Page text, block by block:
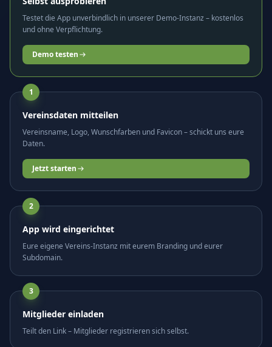
Testet die App unverbindlich in unserer Demo-Instanz – kostenlos
und ohne Verpflichtung.
Demo testen
1
Vereinsdaten mitteilen
Vereinsname, Logo, Wunschfarben und Favicon – schickt uns eure
Daten.
Jetzt starten
2
App wird eingerichtet
Eure eigene Vereins-Instanz mit eurem Branding und eurer
Subdomain.
3
Mitglieder einladen
Teilt den Link – Mitglieder registrieren sich selbst.